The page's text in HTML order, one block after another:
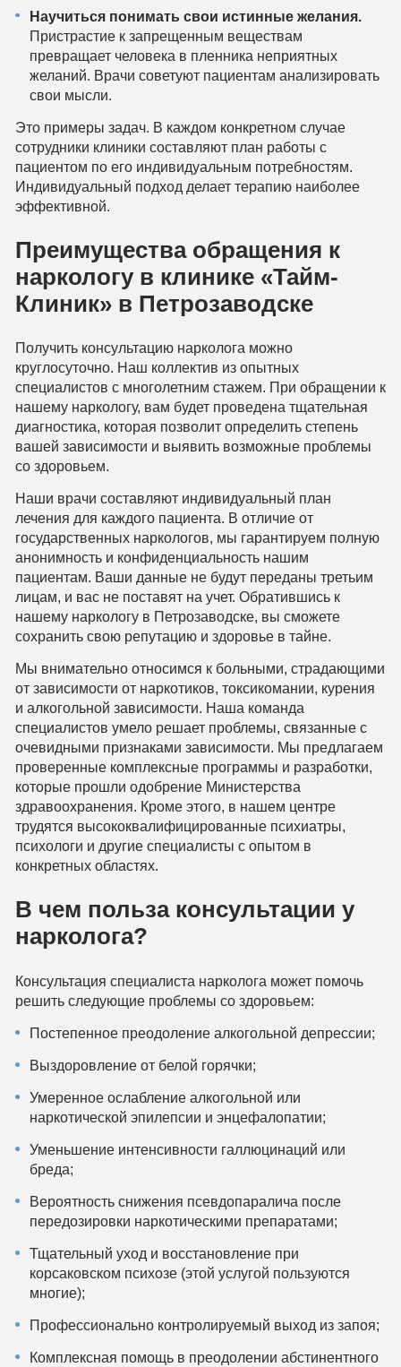
Научиться понимать свои истинные желания.
Пристрастие к запрещенным веществам
превращает человека в пленника неприятных
желаний. Врачи советуют пациентам анализировать
свои мысли.
Это примеры задач. В каждом конкретном случае
сотрудники клиники составляют план работы с
пациентом по его индивидуальным потребностям.
Индивидуальный подход делает терапию наиболее
эффективной.
Преимущества обращения к
наркологу в клинике «Тайм-
Клиник» в Петрозаводске
Получить консультацию нарколога можно
круглосуточно. Наш коллектив из опытных
специалистов с многолетним стажем. При обращении к
нашему наркологу, вам будет проведена тщательная
диагностика, которая позволит определить степень
вашей зависимости и выявить возможные проблемы
со здоровьем.
Наши врачи составляют индивидуальный план
лечения для каждого пациента. В отличие от
государственных наркологов, мы гарантируем полную
анонимность и конфиденциальность нашим
пациентам. Ваши данные не будут переданы третьим
лицам, и вас не поставят на учет. Обратившись к
нашему наркологу в Петрозаводске, вы сможете
сохранить свою репутацию и здоровье в тайне.
Мы внимательно относимся к больными, страдающими
от зависимости от наркотиков, токсикомании, курения
и алкогольной зависимости. Наша команда
специалистов умело решает проблемы, связанные с
очевидными признаками зависимости. Мы предлагаем
проверенные комплексные программы и разработки,
которые прошли одобрение Министерства
здравоохранения. Кроме этого, в нашем центре
трудятся высококвалифицированные психиатры,
психологи и другие специалисты с опытом в
конкретных областях.
В чем польза консультации у
нарколога?
Консультация специалиста нарколога может помочь
решить следующие проблемы со здоровьем:
Постепенное преодоление алкогольной депрессии;
Выздоровление от белой горячки;
Умеренное ослабление алкогольной или
наркотической эпилепсии и энцефалопатии;
Уменьшение интенсивности галлюцинаций или
бреда;
Вероятность снижения псевдопаралича после
передозировки наркотическими препаратами;
Тщательный уход и восстановление при
корсаковском психозе (этой услугой пользуются
многие);
Профессионально контролируемый выход из запоя;
Комплексная помощь в преодолении абстинентного